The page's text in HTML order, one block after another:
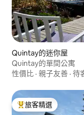
Quintay的迷你屋
Quintay的單間公寓
性價比 · 親子友善 · 待
旅客精選榜首
旅客精選